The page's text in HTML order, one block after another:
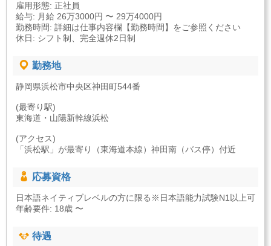
雇用形態: 正社員
給与: 月給 26万3000円 〜 29万4000円
勤務時間: 詳細は仕事内容欄【勤務時間】をご参照ください
休日: シフト制、完全週休2日制
勤務地
静岡県浜松市中央区神田町544番
(最寄り駅)
東海道・山陽新幹線浜松
(アクセス)
「浜松駅」が最寄り（東海道本線）神田南（バス停）付近
応募資格
日本語ネイティブレベルの方に限る※日本語能力試験N1以上可
年齢要件: 18歳 〜
待遇